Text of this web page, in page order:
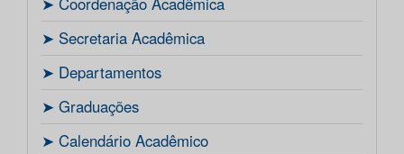
ㅤㅤ➤ Secretaria Acadêmica
ㅤ➤ Departamentos
ㅤ➤ Graduações
ㅤ➤ Calendário Acadêmico